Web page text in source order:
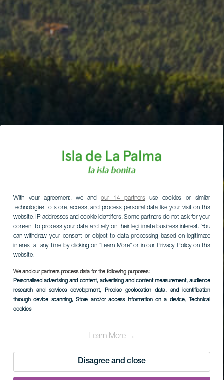
With your agreement, we andour 14 partnersuse cookies or similar
technologies to store, access, and process personal data like your visit on this
website, IP addresses and cookie identifiers. Some partners do not ask for your
consent to process your data and rely on their legitimate business interest. You
can withdraw your consent or object to data processing based on legitimate
interest at any time by clicking on “Learn More” or in our Privacy Policy on this
website.
We and our partners process data for the following purposes:
Personalised advertising and content, advertising and content measurement, audience
research and services development, Precise geolocation data, and identification
through device scanning, Store and/or access information on a device, Technical
cookies
Learn More →
Disagree and close